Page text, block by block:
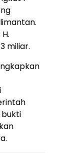
miliar.
bukti